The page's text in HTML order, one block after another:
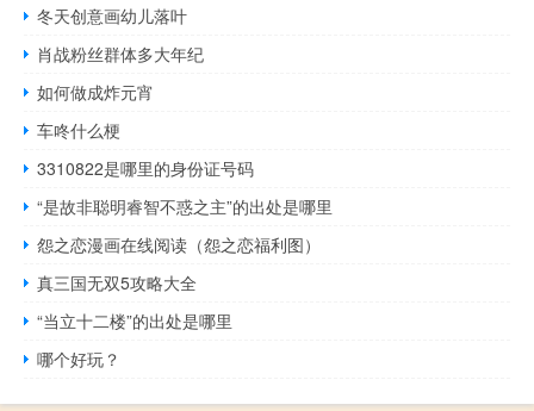
冬天创意画幼儿落叶
肖战粉丝群体多大年纪
如何做成炸元宵
车咚什么梗
3310822是哪里的身份证号码
“是故非聪明睿智不惑之主”的出处是哪里
怨之恋漫画在线阅读（怨之恋福利图）
真三国无双5攻略大全
“当立十二楼”的出处是哪里
哪个好玩？